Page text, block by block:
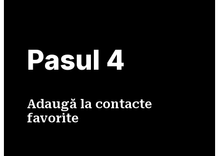
Pasul 4
Adaugă la contacte
favorite